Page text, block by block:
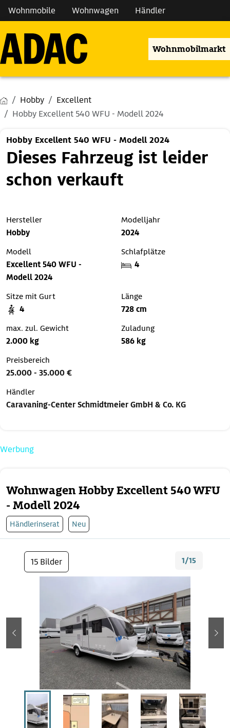
Wohnmobile Wohnwagen Händler
Wohnmobilmarkt
Hobby
Excellent
Hobby Excellent 540 WFU - Modell 2024
Wohnwagen Hobby Excellent 540 WFU
- Modell 2024
Händlerinserat Neu
15 Bilder 1/15
zurück
Hobby Excellent 540 WFU - Modell 2024
Dieses Fahrzeug ist leider
schon verkauft
Hersteller
Hobby
Modelljahr
2024
Modell
Excellent 540 WFU -
Modell 2024
Schlafplätze
4
Sitze mit Gurt
4
Länge
728 cm
max. zul. Gewicht
2.000 kg
Zuladung
586 kg
Preisbereich
25.000 - 35.000 €
Händler
Caravaning-Center Schmidtmeier GmbH & Co. KG
Werbung